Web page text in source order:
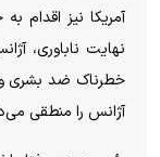
آمریکا نیز اقدام
نهایت ناباوری،
خطرناک ضد بشری و
آژانس را منطقی